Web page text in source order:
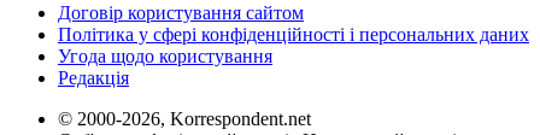
Договір користування сайтом
Політика у сфері конфіденційності і персональних даних
Угода щодо користування
Редакція
© 2000-2026, Korrespondent.net